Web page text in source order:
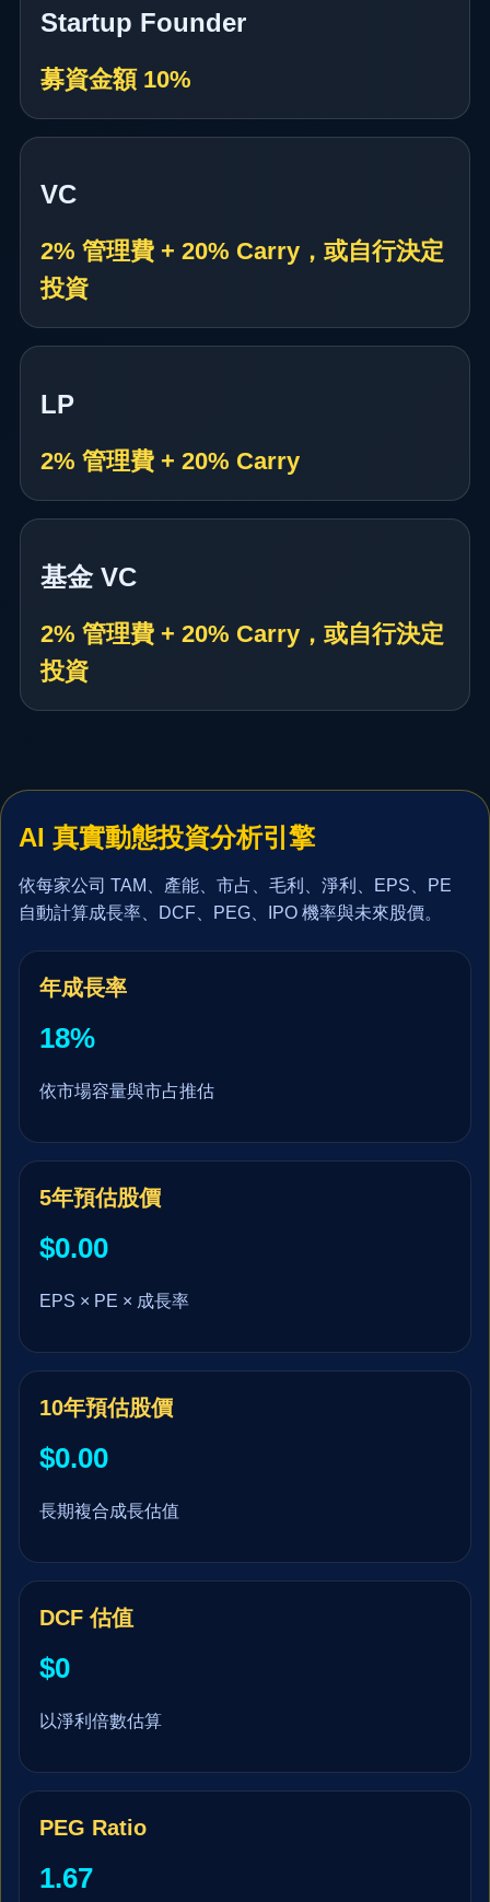
Startup Founder
募資金額 10%
VC
2% 管理費 + 20% Carry，或自行決定
投資
LP
2% 管理費 + 20% Carry
基金 VC
2% 管理費 + 20% Carry，或自行決定
投資
AI 真實動態投資分析引擎
依每家公司 TAM、產能、市占、毛利、淨利、EPS、PE
自動計算成長率、DCF、PEG、IPO 機率與未來股價。
年成長率
18%
依市場容量與市占推估
5年預估股價
$0.00
EPS × PE × 成長率
10年預估股價
$0.00
長期複合成長估值
DCF 估值
$0
以淨利倍數估算
PEG Ratio
1.67